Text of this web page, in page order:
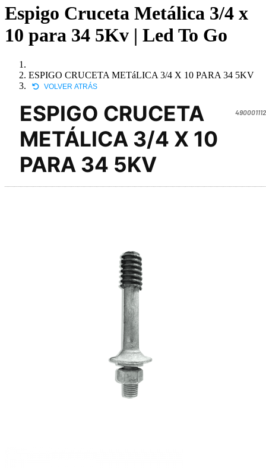
Espigo Cruceta Metálica 3/4 x
10 para 34 5Kv | Led To Go
ESPIGO CRUCETA METáLICA 3/4 X 10 PARA 34 5KV
VOLVER ATRÁS
ESPIGO CRUCETA
METÁLICA 3/4 X 10
PARA 34 5KV